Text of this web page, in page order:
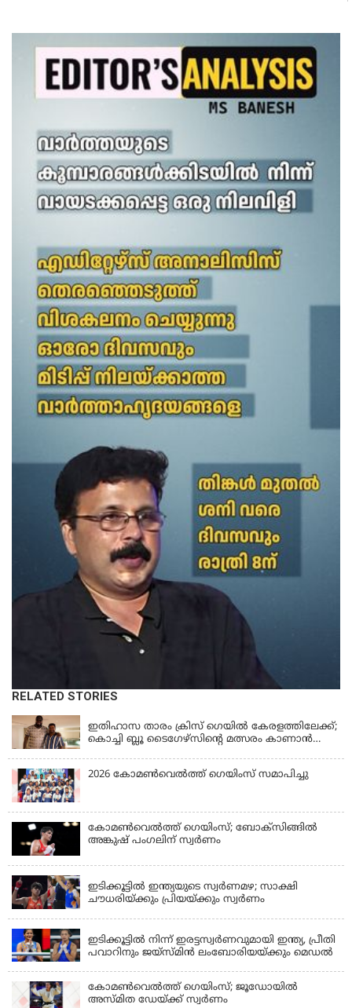
RELATED STORIES
KERALA
ഇതിഹാസ താരം ക്രിസ് ഗെയിൽ കേരളത്തിലേക്ക്;
കൊച്ചി ബ്ലൂ ടൈഗേഴ്സിന്റെ മത്സരം കാണാൻ
2026 കോമണ്‍വെല്‍ത്ത് ഗെയിംസ് സമാപിച്ചു
കോമണ്‍വെല്‍ത്ത് ഗെയിംസ്; ബോക്‌സിങ്ങില്‍
അങ്കുഷ് പംഗലിന് സ്വര്‍ണം
ഇടിക്കൂട്ടിൽ ഇന്ത്യയുടെ സ്വർണമഴ; സാക്ഷി
ചൗധരിയ്ക്കും പ്രിയയ്ക്കും സ്വർണം
ഇടിക്കൂട്ടിൽ നിന്ന് ഇരട്ടസ്വർണവുമായി ഇന്ത്യ, പ്രീതി
പവാറിനും ജയ്സ്മിന്‍ ലംബോരിയയ്ക്കും മെഡൽ
കോമണ്‍വെല്‍ത്ത് ഗെയിംസ്; ജൂഡോയിൽ
അസ്മിത ഡേയ്ക്ക് സ്വർണം